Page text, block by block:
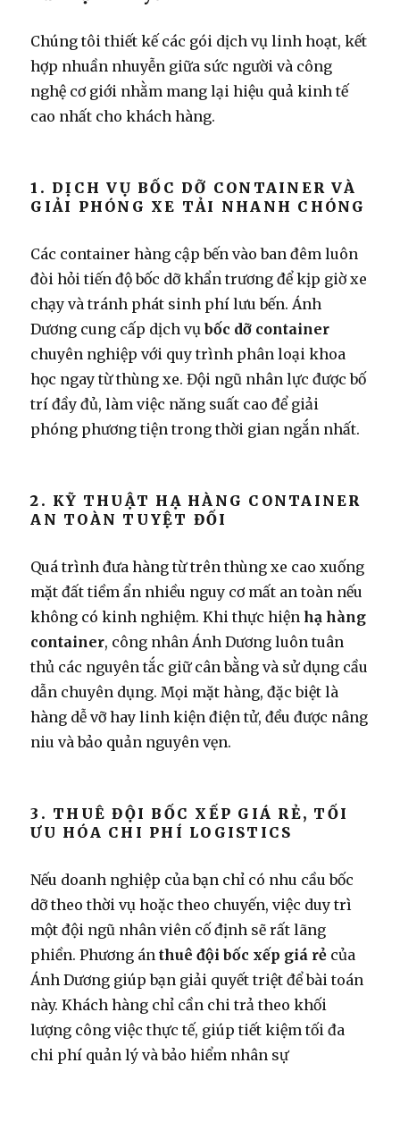
Chúng tôi thiết kế các gói dịch vụ linh hoạt, kết
hợp nhuần nhuyễn giữa sức người và công
nghệ cơ giới nhằm mang lại hiệu quả kinh tế
cao nhất cho khách hàng.
1. DỊCH VỤ BỐC DỠ CONTAINER VÀ
GIẢI PHÓNG XE TẢI NHANH CHÓNG
Các container hàng cập bến vào ban đêm luôn
đòi hỏi tiến độ bốc dỡ khẩn trương để kịp giờ xe
chạy và tránh phát sinh phí lưu bến. Ánh
Dương cung cấp dịch vụbốc dỡ container
chuyên nghiệp với quy trình phân loại khoa
học ngay từ thùng xe. Đội ngũ nhân lực được bố
trí đầy đủ, làm việc năng suất cao để giải
phóng phương tiện trong thời gian ngắn nhất.
2. KỸ THUẬT HẠ HÀNG CONTAINER
AN TOÀN TUYỆT ĐỐI
Quá trình đưa hàng từ trên thùng xe cao xuống
mặt đất tiềm ẩn nhiều nguy cơ mất an toàn nếu
không có kinh nghiệm. Khi thực hiệnhạ hàng
container, công nhân Ánh Dương luôn tuân
thủ các nguyên tắc giữ cân bằng và sử dụng cầu
dẫn chuyên dụng. Mọi mặt hàng, đặc biệt là
hàng dễ vỡ hay linh kiện điện tử, đều được nâng
niu và bảo quản nguyên vẹn.
3. THUÊ ĐỘI BỐC XẾP GIÁ RẺ, TỐI
ƯU HÓA CHI PHÍ LOGISTICS
Nếu doanh nghiệp của bạn chỉ có nhu cầu bốc
dỡ theo thời vụ hoặc theo chuyến, việc duy trì
một đội ngũ nhân viên cố định sẽ rất lãng
phiền. Phương ánthuê đội bốc xếp giá rẻ của
Ánh Dương giúp bạn giải quyết triệt để bài toán
này. Khách hàng chỉ cần chi trả theo khối
lượng công việc thực tế, giúp tiết kiệm tối đa
chi phí quản lý và bảo hiểm nhân sự